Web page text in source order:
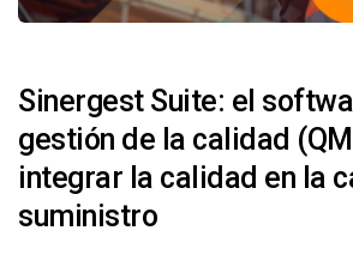
Sinergest Suite: el
gestión de la calidad
integrar la calidad en la
suministro